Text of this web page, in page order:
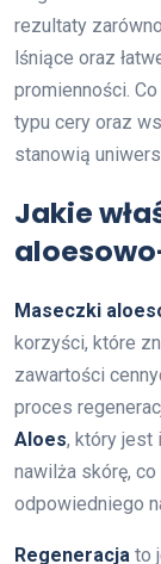
rezultaty
lśniące oraz
promienności.
typu cery oraz
stanowią
Jakie
Maseczki
korzyści, które
zawartości
proces
Aloes, który jest
nawilża skórę,
odpowiedniego
Regeneracja to